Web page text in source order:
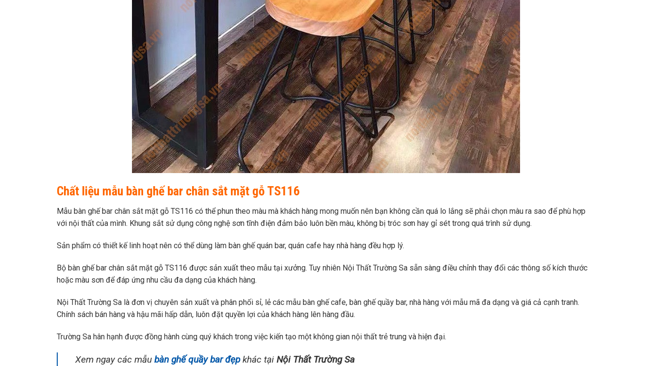
Chất liệu mẫu bàn ghế bar chân sắt mặt gỗ TS116
Mẫu bàn ghế bar chân sắt mặt gỗ TS116 có thể phun theo màu mà khách hàng mong muốn nên bạn không cần quá lo lắng sẽ phải chọn màu ra sao để phù hợp
với nội thất của mình. Khung sắt sử dụng công nghệ sơn tĩnh điện đảm bảo luôn bền màu, không bị tróc sơn hay gỉ sét trong quá trình sử dụng.
Sản phẩm có thiết kế linh hoạt nên có thể dùng làm bàn ghế quán bar, quán cafe hay nhà hàng đều hợp lý.
Bộ bàn ghế bar chân sắt mặt gỗ TS116 được sản xuất theo mẫu tại xưởng. Tuy nhiên Nội Thất Trường Sa sẵn sàng điều chỉnh thay đổi các thông số kích thước
hoặc màu sơn để đáp ứng nhu cầu đa dạng của khách hàng.
Nội Thất Trường Sa là đơn vị chuyên sản xuất và phân phối sỉ, lẻ các mẫu bàn ghế cafe, bàn ghế quầy bar, nhà hàng với mẫu mã đa dạng và giá cả cạnh tranh.
Chính sách bán hàng và hậu mãi hấp dẫn, luôn đặt quyền lợi của khách hàng lên hàng đầu.
Trường Sa hân hạnh được đồng hành cùng quý khách trong việc kiến tạo một không gian nội thất trẻ trung và hiện đại.
Xem ngay các mẫu bàn ghế quầy bar đẹpkhác tại Nội Thất Trường Sa